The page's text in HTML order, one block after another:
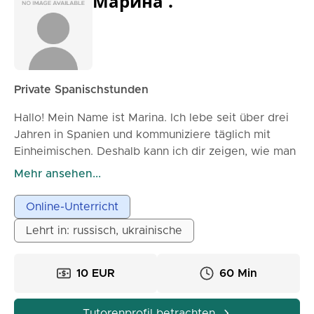
Private Spanischstunden
Hallo! Mein Name ist Marina. Ich lebe seit über drei
Jahren in Spanien und kommuniziere täglich mit
Einheimischen. Deshalb kann ich dir zeigen, wie man
Spanisch im Alltag und nicht nur in Büchern spricht.
Sprache besser und interessanter zu unterrichten. In
meinen Stunden versuche ich immer, so viel wie
möglich sprechen zu lassen - durch Gespräche,
neue Wörter lernen wir anhand lebendiger Beispiele,
sind.
Mehr ansehen...
Online-Unterricht
Lehrt in: russisch, ukrainische
10 EUR 60 Min